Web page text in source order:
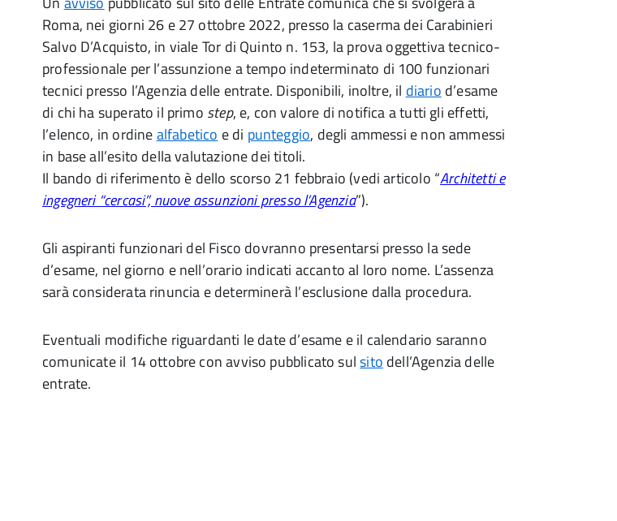
Roma, nei giorni 26 e 27 ottobre 2022, presso la caserma dei Carabinieri
Salvo D’Acquisto, in viale Tor di Quinto n. 153, la prova oggettiva tecnico-
professionale per l’assunzione a tempo indeterminato di 100 funzionari
tecnici presso l’Agenzia delle entrate. Disponibili, inoltre, il diario d’esame
di chi ha superato il primo step, e, con valore di notifica a tutti gli effetti,
l’elenco, in ordinealfabetico e di punteggio, degli ammessi e non ammessi
in base all’esito della valutazione dei titoli.
Il bando di riferimento è dello scorso 21 febbraio (vedi articolo “Architetti e
ingegneri “cercasi”, nuove assunzioni presso l’Agenzia”).
Gli aspiranti funzionari del Fisco dovranno presentarsi presso la sede
d’esame, nel giorno e nell’orario indicati accanto al loro nome. L’assenza
sarà considerata rinuncia e determinerà l’esclusione dalla procedura.
Eventuali modifiche riguardanti le date d’esame e il calendario saranno
comunicate il 14 ottobre con avviso pubblicato sulsito dell’Agenzia delle
entrate.